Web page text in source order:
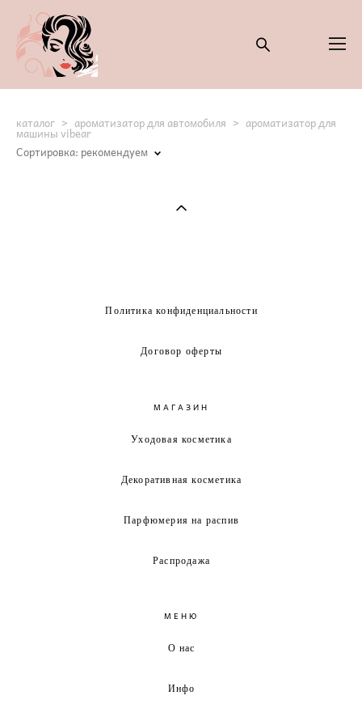
каталог > ароматизатор для автомобиля > ароматизатор для
машины vibear
Сортировка:рекомендуем
Политика конфиденциальности
Договор оферты
МАГАЗИН
Уходовая косметика
Декоративная косметика
Парфюмерия на распив
Распродажа
МЕНЮ
О нас
Инфо